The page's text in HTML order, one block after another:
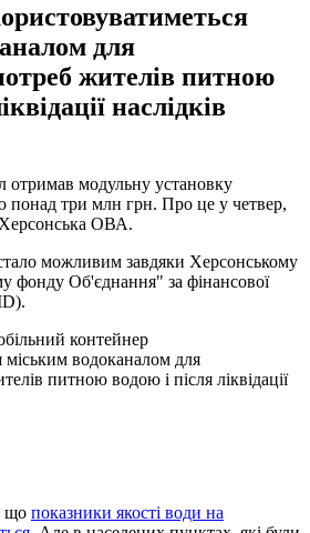
для
жителів питною
наслідків
отримав модульну установку
понад три млн грн. Про це у четвер,
Херсонська ОВА.
можливим завдяки Херсонському
фонду Об'єднання" за фінансової
контейнер
міським водоканалом для
питною водою і після ліквідації
що показники якості води на